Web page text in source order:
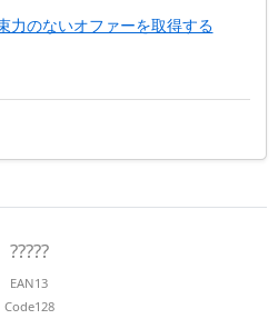
力のないオファーを取得する
?????
EAN13
Code128